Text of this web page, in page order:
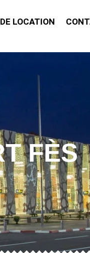
LOCATION
FÈS